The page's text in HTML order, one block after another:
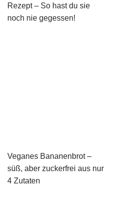
Rezept – So hast du sie
noch nie gegessen!
Veganes Bananenbrot –
süß, aber zuckerfrei aus nur
4 Zutaten